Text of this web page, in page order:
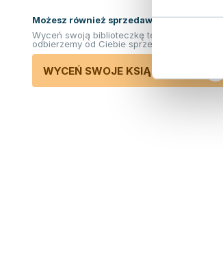
Możesz również sprzedawać ksiązki!
Wyceń swoją biblioteczkę teraz. Odkupimy i
odbierzemy od Ciebie sprzedane książki.
WYCEŃ SWOJE KSIĄŻKI